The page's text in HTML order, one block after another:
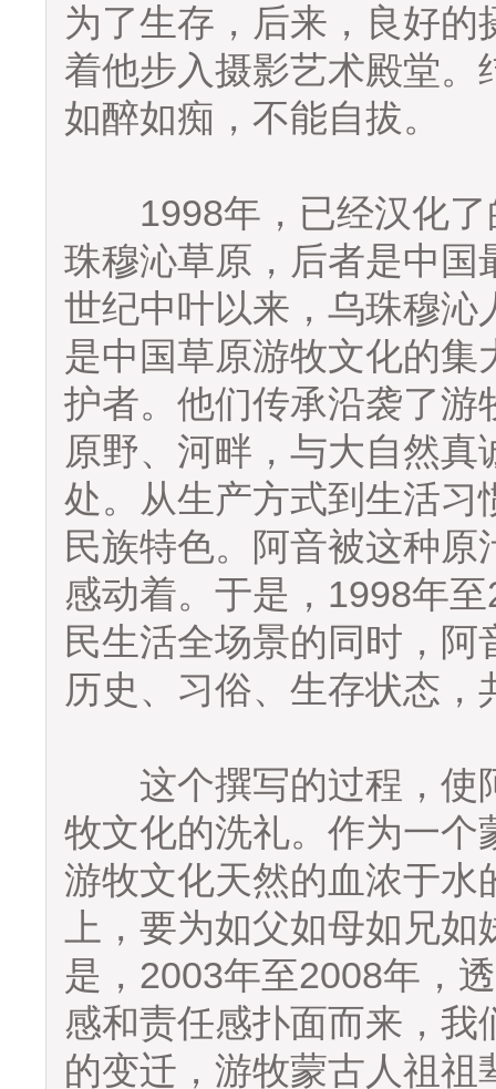
为了生存，后来，良好
着他步入摄影艺术殿堂
如醉如痴，不能自拔。
1998年，已经汉化了
珠穆沁草原，后者是中
世纪中叶以来，乌珠穆沁
是中国草原游牧文化的
护者。他们传承沿袭了游
原野、河畔，与大自然
处。从生产方式到生活习
民族特色。阿音被这种
感动着。于是，1998年
民生活全场景的同时，
历史、习俗、生存状态，
这个撰写的过程，使
牧文化的洗礼。作为一个
游牧文化天然的血浓于
上，要为如父如母如兄
是，2003年至2008年，
感和责任感扑面而来，
的变迁，游牧蒙古人祖